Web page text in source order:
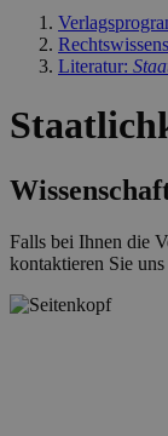
Literatur:
Falls bei Ihnen die
kontaktieren Sie uns